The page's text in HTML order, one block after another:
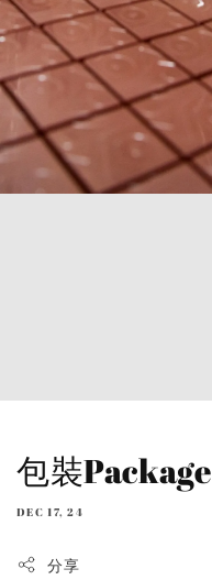
包裝Package
DEC 17, 24
分享